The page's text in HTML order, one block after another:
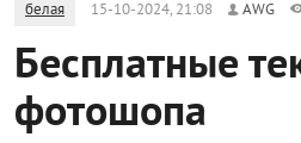
белая 15-10-2024, 21:08 AWG
Бесплатные
фотошопа